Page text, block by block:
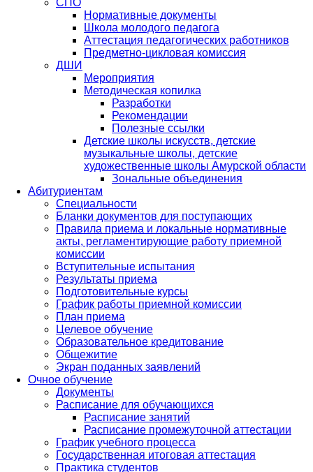
СПО
Нормативные документы
Школа молодого педагога
Аттестация педагогических работников
Предметно-цикловая комиссия
ДШИ
Мероприятия
Методическая копилка
Разработки
Рекомендации
Полезные ссылки
Детские школы искусств, детские
музыкальные школы, детские
художественные школы Амурской области
Зональные объединения
Абитуриентам
Специальности
Бланки документов для поступающих
Правила приема и локальные нормативные
акты, регламентирующие работу приемной
комиссии
Вступительные испытания
Результаты приема
Подготовительные курсы
График работы приемной комиссии
План приема
Целевое обучение
Образовательное кредитование
Общежитие
Экран поданных заявлений
Очное обучение
Документы
Расписание для обучающихся
Расписание занятий
Расписание промежуточной аттестации
График учебного процесса
Государственная итоговая аттестация
Практика студентов